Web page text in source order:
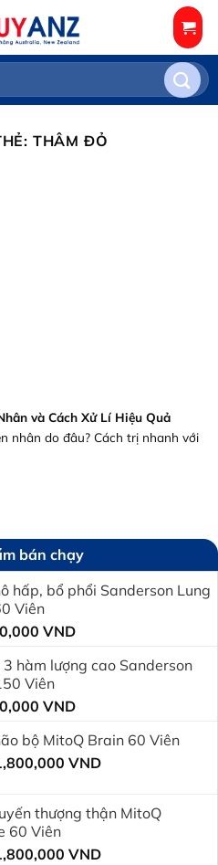
THÂM ĐỎ
và Cách Xử Lí Hiệu Quả
nhân do đâu? Cách trị nhanh với
bán chạy
hấp, bổ phổi Sanderson Lung
Viên
VND.
VNDGiá
tại
600,000 VND.
hàm lượng cao Sanderson
Viên
VND.
VNDGiá
tại
là:
bộ MitoQ Brain 60 Viên
VND.
VNDGiá
là:
thượng thận MitoQ
60 Viên
VNDGiá